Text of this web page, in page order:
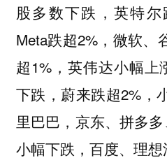
股多数下跌，英特尔
Meta跌超2%，微软、
超1%，英伟达小幅上
下跌，蔚来跌超2%，
里巴巴，京东、拼多
小幅下跌，百度、理想